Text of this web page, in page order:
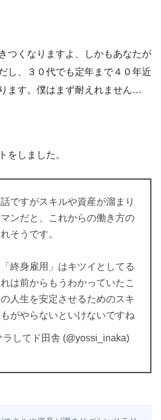
つくなりますよ、しかもあなたが
し、３０代でも定年まで４０年近
ます。僕はまず耐えれません…
をしました。
ですがスキルや資産が溜まり
ンだと、これからの働き方の
そうです。
終身雇用」はキツイとしてる
は前からもうわかっていたこ
人生を安定させるためのスキ
がやらないといけないですね
してド田舎 (@yossi_inaka)